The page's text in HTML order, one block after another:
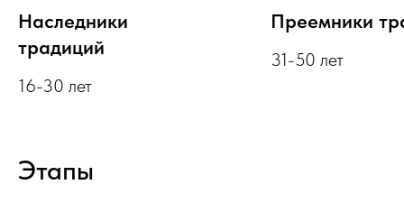
Наследники
традиций
16-30 лет
Преемники
31-50 лет
Этапы